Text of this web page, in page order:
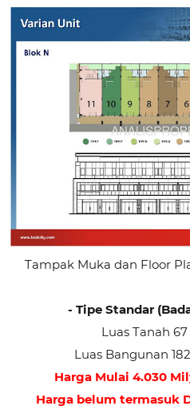
Tampak Muka dan Floor
- Tipe Standar
Luas Tanah 67
Luas Bangunan
Harga Mulai 4.030
Harga belum termasuk